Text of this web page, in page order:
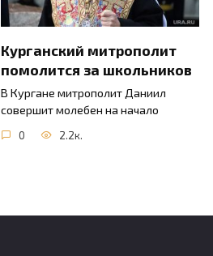
Курганский митрополит
помолится за школьников
В Кургане митрополит Даниил
совершит молебен на начало
0 2.2к.